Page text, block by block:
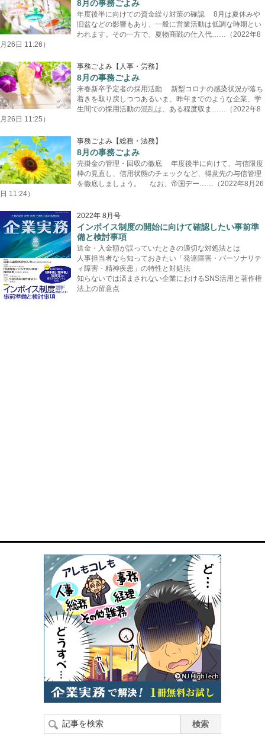
8月の事務ごよみ
年度後半に向けての資金繰り対策の確認 8月は夏休みや
旧盆などの影響もあり、一般に営業活動は低調な時期とい
われます。その一方で、夏物商戦の仕入代……（2022年8
月26日 11:26）
事務ごよみ【人事・労務】
8月の事務ごよみ
来春新卒予定者の採用活動 新型コロナの感染状況が落ち
着きを取り戻しつつあるいま、昨年までのような企業、学
生間での採用活動の混乱は、ある程度収ま……（2022年8
月26日 11:25）
事務ごよみ【総務・法務】
8月の事務ごよみ
売掛金の管理・回収の徹底 年度後半に向けて、与信限度
枠の見直し、信用状態のチェックなど、得意先の与信管理
を徹底しましょう。 なお、帝国デー……（2022年8月26
日 11:24）
2022年 8月号
インボイス制度の開始に向けて確認したい事前準
備と検討事項
送金・入金額が誤っていたときの適切な対処法とは
人事担当者なら知っておきたい「発達障害・パーソナリテ
ィ障害・精神疾患」の特性と対処法
知らないでは済まされない企業におけるSNS活用と著作権
法上の留意点